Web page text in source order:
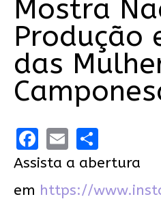
Mostra
Produção
das
Facebook
EmailShare
Assista a abertura
em https://